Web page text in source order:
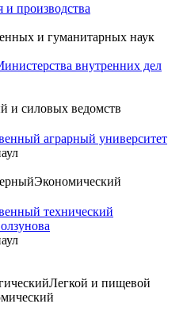
производства
и гуманитарных наук
внутренних дел
и силовых ведомств
аграрный университет
Экономический
технический
Легкой и пищевой